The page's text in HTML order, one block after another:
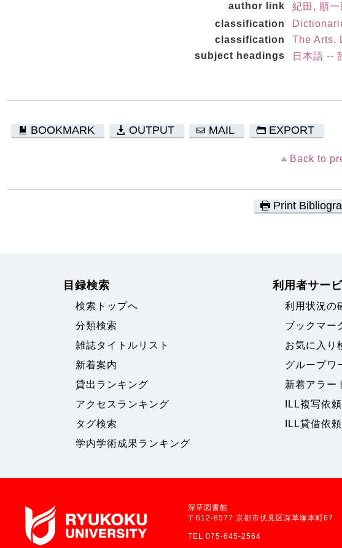
author link
紀田, 順
classification
classification
The Arts.
subject headings
日本語 --
BOOKMARK OUTPUT MAIL EXPORT
Back to
Print
目録検索
検索トップへ
分類検索
雑誌タイトルリスト
新着案内
貸出ランキング
アクセスランキング
タグ検索
学内学術成果ランキング
利用者サー
利用状況の
ブックマー
お気に入り
グループワ
新着アラー
ILL複写依頼
ILL貸借依頼
深草図書館
〒612-8577 京都市伏見区深草塚本町67
TEL 075-645-2564